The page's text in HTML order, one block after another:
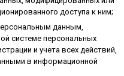
доступа к ним;
данным,
системе персональных
и учета всех действий,
в информационной